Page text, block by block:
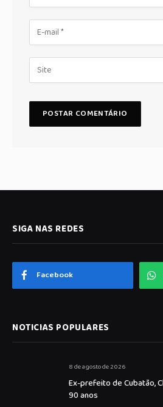
SIGA NAS REDES
Facebook
NOTICIAS POPULARES
8 de agosto de 2026
Ex-prefeito de Cubatão,
90 anos